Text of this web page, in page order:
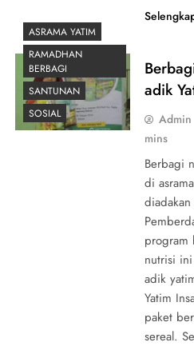
ASRAMA YATIM
RAMADHAN
BERBAGI
SANTUNAN
SOSIAL
adik
Admin
mins
Berbagi
di
diadakan
program
nutrisi
adik
Yatim
paket
sereal.